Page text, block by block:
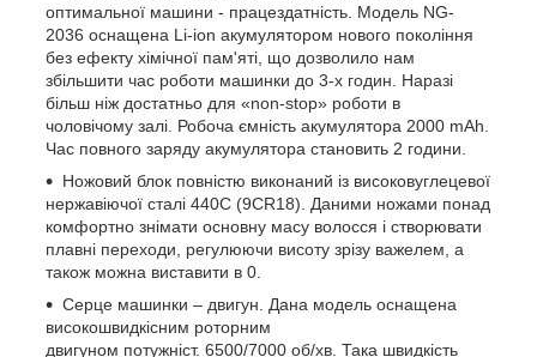
оптимальної машини - працездатність. Модель NG-
2036 оснащена Li-ion акумулятором нового покоління
без ефекту хімічної пам'яті, що дозволило нам
збільшити час роботи машинки до 3-х годин. Наразі
більш ніж достатньо для «non-stop» роботи в
чоловічому залі. Робоча ємність акумулятора 2000 mAh.
Час повного заряду акумулятора становить 2 години.
Ножовий блок повністю виконаний із високовуглецевої
нержавіючої сталі 440C (9CR18). Даними ножами понад
комфортно знімати основну масу волосся і створювати
плавні переходи, регулюючи висоту зрізу важелем, а
також можна виставити в 0.
Серце машинки – двигун. Дана модель оснащена
високошвидкісним роторним
двигуном потужніст. 6500/7000 об/хв. Така швидкість